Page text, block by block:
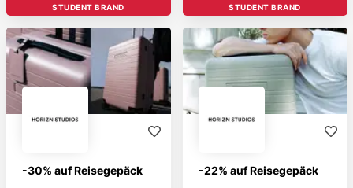
STUDENT BRAND STUDENT BRAND
-30% auf Reisegepäck -22% auf Reisegepäck